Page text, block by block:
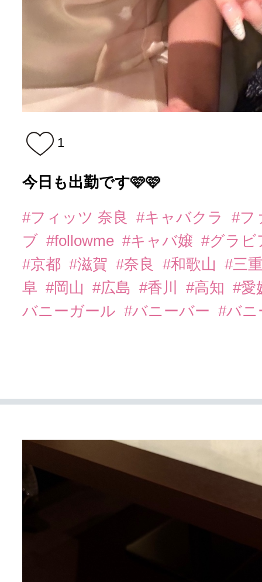
1
今日も出勤です🩷🩷
#フィッツ 奈良 #キャバクラ
#フ
ブ #followme #キャバ嬢 #グラ
#京都 #滋賀 #奈良 #和歌山
#三
阜 #岡山 #広島 #香川 #高知 #愛
バニーガール #バニーバー #バ